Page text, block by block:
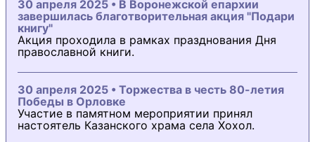
30 апреля 2025 • В Воронежской епархии
завершилась благотворительная акция "Подари
книгу"
Акция проходила в рамках празднования Дня
православной книги.
30 апреля 2025 • Торжества в честь 80-летия
Победы в Орловке
Участие в памятном мероприятии принял
настоятель Казанского храма села Хохол.